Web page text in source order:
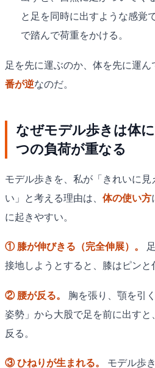
と足を同時に出すような感覚
で踏んで荷重をかける。
足を先に運ぶのか、体を先に運ん
番が逆なのだ。
なぜモデル歩きは体
つの負荷が重なる
モデル歩きを、私が「きれいに
い」と考える理由は、 体の使い方
に起きやすい。
① 膝が伸びきる（完全伸展）。
接地しようとすると、膝はピンと
② 腰が反る。
胸を張り、顎を引
姿勢」から大股で足を前に出すと
反る。
③ ひねりが生まれる。 モデル歩